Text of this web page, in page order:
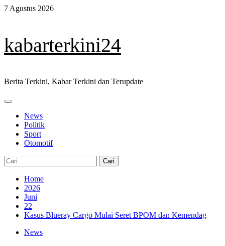
Skip
7 Agustus 2026
kabarterkini24
Berita Terkini, Kabar Terkini dan Terupdate
Primary
News
Politik
Sport
Otomotif
Cari
untuk:
Home
2026
Juni
22
Kasus Blueray Cargo Mulai Seret BPOM dan Kemendag
News